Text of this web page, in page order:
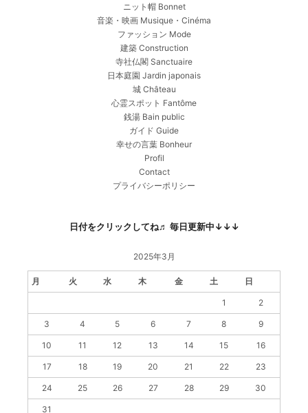
ニット帽 Bonnet
音楽・映画 Musique・Cinéma
ファッション Mode
建築 Construction
寺社仏閣 Sanctuaire
日本庭園 Jardin japonais
城 Château
心霊スポット Fantôme
銭湯 Bain public
ガイド Guide
幸せの言葉 Bonheur
Profil
Contact
プライバシーポリシー
日付をクリックしてね♬ 毎日更新中↓↓↓
2025年3月
月 火 水 木 金 土 日
1 2
3 4 5 6 7 8 9
10 11 12 13 14 15 16
17 18 19 20 21 22 23
24 25 26 27 28 29 30
31